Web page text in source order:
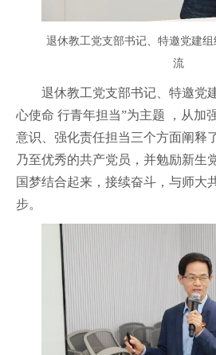
退休教工党支部书记、特邀党建
流
退休教工党支部书记、特邀党
心使命 行青年担当”为主题 ，从加
意识、强化责任担当三个方面阐释
乃至优秀的共产党员，并勉励新生
国梦结合起来，接续奋斗，与师大
步。